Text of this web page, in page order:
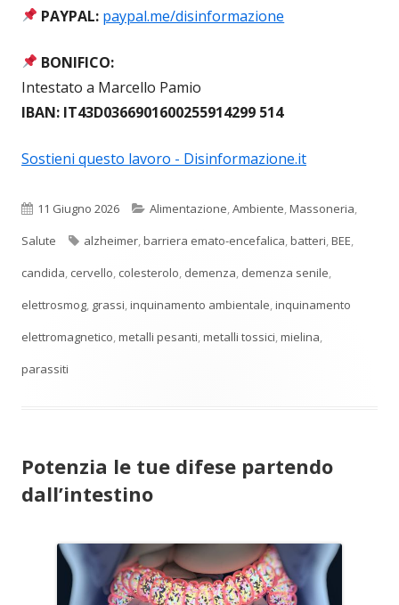
PAYPAL: paypal.me/disinformazione
BONIFICO:
Intestato a Marcello Pamio
IBAN: IT43D0366901600255914299 514
Sostieni questo lavoro - Disinformazione.it
Pubblicato
11 Giugno 2026 Categorie
Alimentazione,Ambiente,Massoneria,
Salute
Tag
alzheimer,barriera emato-encefalica,batteri,BEE,
candida, cervello, colesterolo, demenza, demenza senile,
elettrosmog, grassi,inquinamento ambientale,inquinamento
elettromagnetico,metalli pesanti,metalli tossici,mielina,
parassiti
Potenzia le tue difese partendo
dall’intestino